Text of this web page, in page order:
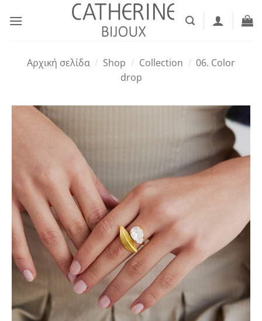
στο
Αρχική σελίδα / Shop / Collection / 06. Color
drop